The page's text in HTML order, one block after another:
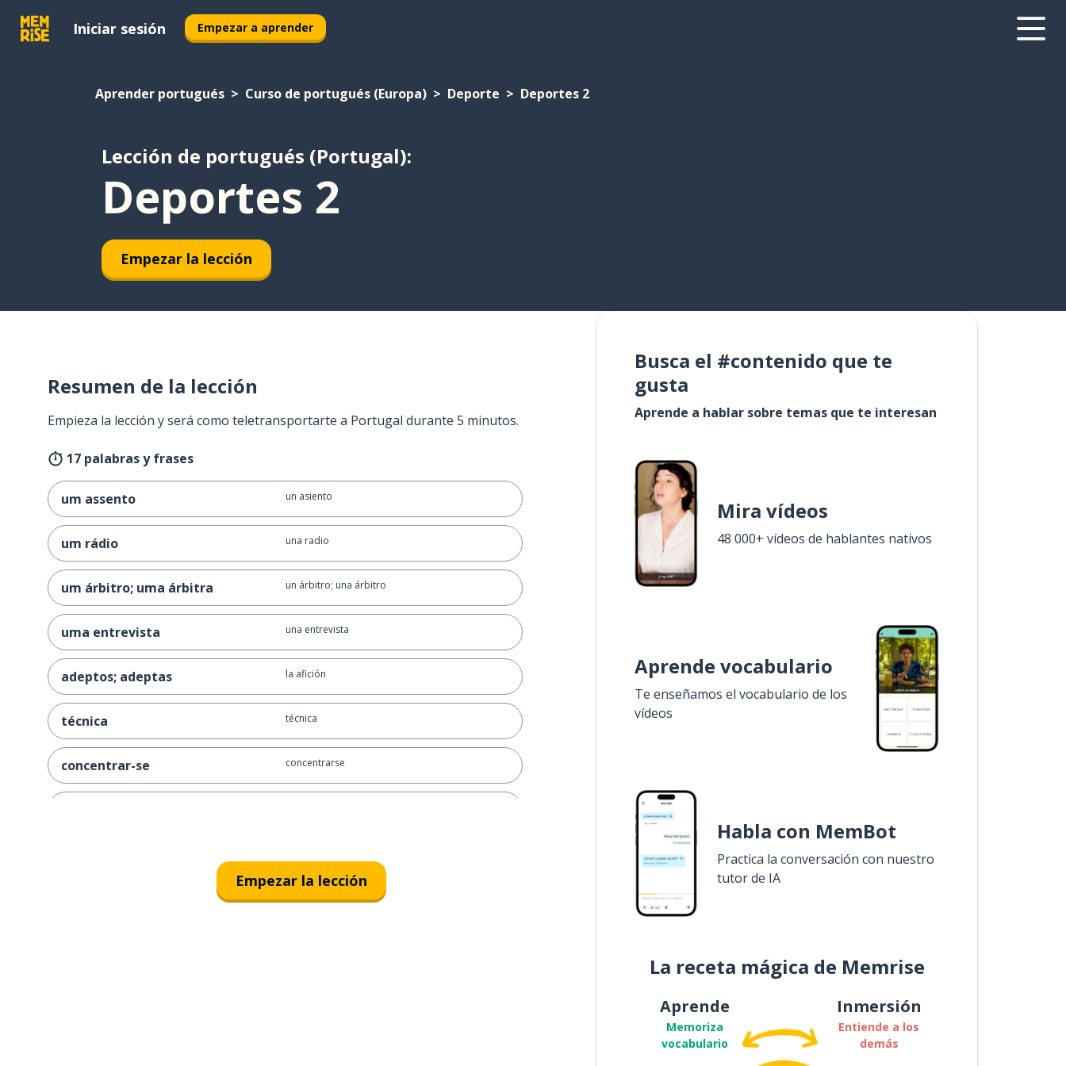
Iniciar sesión Empezar a aprender
Aprender portugués Curso de portugués (Europa) Deporte Deportes 2
Lección de portugués (Portugal):
Deportes 2
Empezar la lección
Resumen de la lección
Empieza la lección y será como teletransportarte a Portugal durante 5 minutos.
17 palabras y frases
um assento un asiento
um rádio una radio
um árbitro; uma árbitra un árbitro; una árbitro
uma entrevista una entrevista
adeptos; adeptas la afición
técnica técnica
concentrar-se concentrarse
Empezar la lección
Busca el #contenido que te
gusta
Aprende a hablar sobre temas que te interesan
Mira vídeos
48 000+ vídeos de hablantes nativos
Aprende vocabulario
Te enseñamos el vocabulario de los
vídeos
Habla con MemBot
Practica la conversación con nuestro
tutor de IA
La receta mágica de Memrise
Aprende
Memoriza
vocabulario
Inmersión
Entiende a los
demás